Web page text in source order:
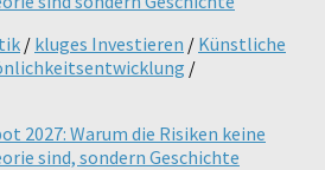
/ kluges Investieren / Künstliche
/
2027: Warum die Risiken keine
sind, sondern Geschichte